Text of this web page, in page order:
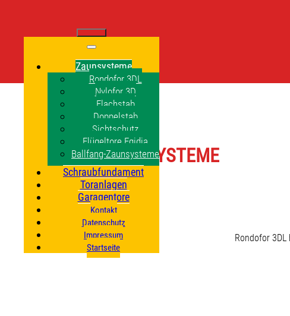
Zaunsysteme
Rondofor 3DL
Nylofor 3D
Flachstab
Doppelstab
Sichtschutz
Flügeltore Egidia
Ballfang-Zaunsysteme
Schraubfundament
Toranlagen
Garagentore
Kontakt
Datenschutz
Impressum
Startseite
ZAUNSYSTEME
Rondofor